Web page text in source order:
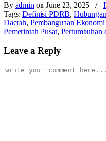
By admin on June 23, 2025 /
Tags: Definisi PDRB,
Daerah, Pembangunan Ekonomi
Pemerintah Pusat, Pertumbuhan
Leave a Reply